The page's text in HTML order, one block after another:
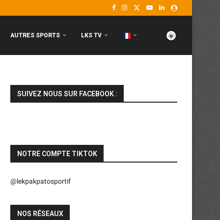
AUTRES SPORTS LKS TV
SUIVEZ NOUS SUR FACEBOOK :
NOTRE COMPTE TIKTOK
@lekpakpatosportif
NOS RÉSEAUX